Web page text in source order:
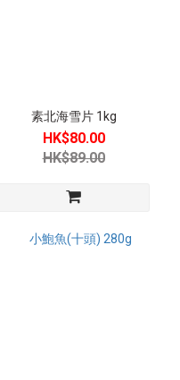
素北海雪片 1kg
HK$80.00
HK$89.00